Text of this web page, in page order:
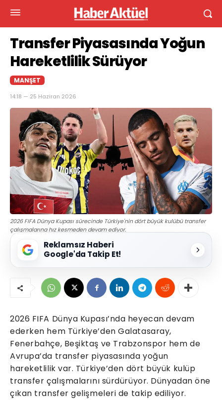
Transfer Piyasasında Yoğun
Hareketlilik Sürüyor
MANŞET
14:18 — 25 Haziran 2026
2026 FIFA Dünya Kupası sürecinde Türkiye'nin dört büyük kulübü transfer
çalışmalarına hız kesmeden devam ediyor.
Reklamsız Haberi
Google'da Takip Et!
2026 FIFA Dünya Kupası’nda heyecan devam
ederken hem Türkiye’den Galatasaray,
Fenerbahçe, Beşiktaş ve Trabzonspor hem de
Avrupa’da transfer piyasasında yoğun
hareketlilik var. Türkiye’den dört büyük kulüp
transfer çalışmalarını sürdürüyor. Dünyadan öne
çıkan transfer gelişmeleri de takip ediliyor.